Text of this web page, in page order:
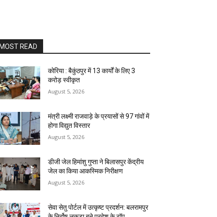
READ
कोरिया : बैकुंठपुर में 13 कार्यों के लिए 3
करोड़ स्वीकृत
August 5, 2026
मंत्री लक्ष्मी राजवाड़े के प्रयासों से 97 गांवों में
होगा विद्युत विस्तार
August 5, 2026
डीजी जेल हिमांशु गुप्ता ने बिलासपुर केंद्रीय
जेल का किया आकस्मिक निरीक्षण
August 5, 2026
सेवा सेतु पोर्टल में उत्कृष्ट प्रदर्शन: बलरामपुर